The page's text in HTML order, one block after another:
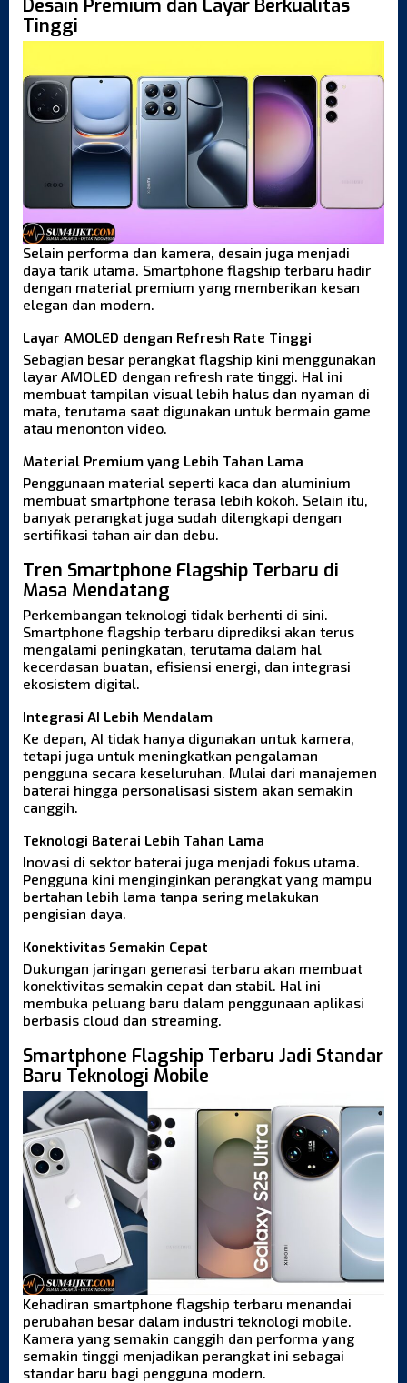
Desain Premium dan Layar Berkualitas
Tinggi
Selain performa dan kamera, desain juga menjadi
daya tarik utama. Smartphone flagship terbaru hadir
dengan material premium yang memberikan kesan
elegan dan modern.
Layar AMOLED dengan Refresh Rate Tinggi
Sebagian besar perangkat flagship kini menggunakan
layar AMOLED dengan refresh rate tinggi. Hal ini
membuat tampilan visual lebih halus dan nyaman di
mata, terutama saat digunakan untuk bermain game
atau menonton video.
Material Premium yang Lebih Tahan Lama
Penggunaan material seperti kaca dan aluminium
membuat smartphone terasa lebih kokoh. Selain itu,
banyak perangkat juga sudah dilengkapi dengan
sertifikasi tahan air dan debu.
Tren Smartphone Flagship Terbaru di
Masa Mendatang
Perkembangan teknologi tidak berhenti di sini.
Smartphone flagship terbaru diprediksi akan terus
mengalami peningkatan, terutama dalam hal
kecerdasan buatan, efisiensi energi, dan integrasi
ekosistem digital.
Integrasi AI Lebih Mendalam
Ke depan, AI tidak hanya digunakan untuk kamera,
tetapi juga untuk meningkatkan pengalaman
pengguna secara keseluruhan. Mulai dari manajemen
baterai hingga personalisasi sistem akan semakin
canggih.
Teknologi Baterai Lebih Tahan Lama
Inovasi di sektor baterai juga menjadi fokus utama.
Pengguna kini menginginkan perangkat yang mampu
bertahan lebih lama tanpa sering melakukan
pengisian daya.
Konektivitas Semakin Cepat
Dukungan jaringan generasi terbaru akan membuat
konektivitas semakin cepat dan stabil. Hal ini
membuka peluang baru dalam penggunaan aplikasi
berbasis cloud dan streaming.
Smartphone Flagship Terbaru Jadi Standar
Baru Teknologi Mobile
Kehadiran smartphone flagship terbaru menandai
perubahan besar dalam industri teknologi mobile.
Kamera yang semakin canggih dan performa yang
semakin tinggi menjadikan perangkat ini sebagai
standar baru bagi pengguna modern.